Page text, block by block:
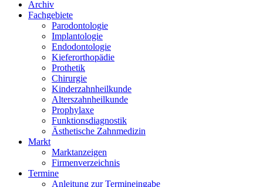
Archiv
Fachgebiete
Parodontologie
Implantologie
Endodontologie
Kieferorthopädie
Prothetik
Chirurgie
Kinderzahnheilkunde
Alterszahnheilkunde
Prophylaxe
Funktionsdiagnostik
Ästhetische Zahnmedizin
Markt
Marktanzeigen
Firmenverzeichnis
Termine
Anleitung zur Termineingabe